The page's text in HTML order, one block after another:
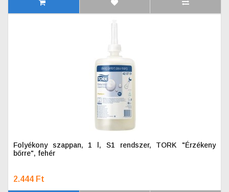
Folyékony szappan, 1 l, S1 rendszer, TORK "Érzékeny
bőrre", fehér
2.444 Ft